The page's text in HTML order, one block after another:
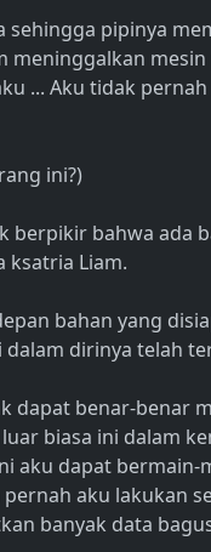
sehingga pipinya
meninggalkan
... Aku tidak
ini?)
berpikir bahwa ada
ksatria Liam.
bahan yang
dirinya telah
dapat benar-benar
biasa ini dalam
aku dapat bermain-
aku lakukan
banyak data